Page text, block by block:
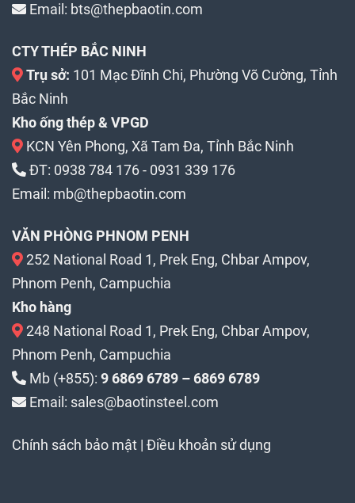
Email: bts@thepbaotin.com
CTY THÉP BẮC NINH
Trụ sở: 101 Mạc Đĩnh Chi, Phường Võ Cường, Tỉnh
Bắc Ninh
Kho ống thép & VPGD
KCN Yên Phong, Xã Tam Đa, Tỉnh Bắc Ninh
ĐT: 0938 784 176- 0931 339 176
Email: mb@thepbaotin.com
VĂN PHÒNG PHNOM PENH
252 National Road 1, Prek Eng, Chbar Ampov,
Phnom Penh, Campuchia
Kho hàng
248 National Road 1, Prek Eng, Chbar Ampov,
Phnom Penh, Campuchia
Mb (+855): 9 6869 6789 – 6869 6789
Email: sales@baotinsteel.com
Chính sách bảo mật | Điều khoản sử dụng